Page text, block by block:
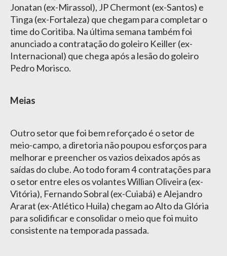
Jonatan (ex-Mirassol), JP Chermont (ex-Santos) e
Tinga (ex-Fortaleza) que chegam para completar o
time do Coritiba. Na última semana também foi
anunciado a contratação do goleiro Keiller (ex-
Internacional) que chega após a lesão do goleiro
Pedro Morisco.
Meias
Outro setor que foi bem reforçado é o setor de
meio-campo, a diretoria não poupou esforços para
melhorar e preencher os vazios deixados após as
saídas do clube. Ao todo foram 4 contratações para
o setor entre eles os volantes Willian Oliveira (ex-
Vitória), Fernando Sobral (ex-Cuiabá) e Alejandro
Ararat (ex-Atlético Huila) chegam ao Alto da Glória
para solidificar e consolidar o meio que foi muito
consistente na temporada passada.